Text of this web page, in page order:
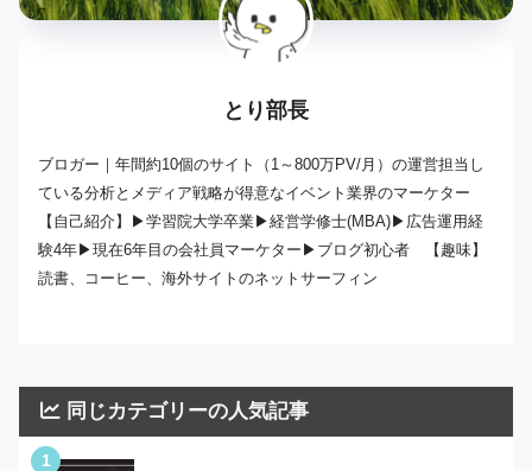
とり部長
ブロガー｜年間約10個のサイト（1～800万PV/月）の運営担当し
ている分析とメディア戦略が得意なイベント業界のマーケター
【自己紹介】▶学習院大学卒業▶経営学修士(MBA)▶広告運用経
験4年▶現在6年目の会社員マーケター▶ブログ初心者 【趣味】
読書、コーヒー、海外サイトのネットサーフィン
同じカテゴリーの人気記事
1